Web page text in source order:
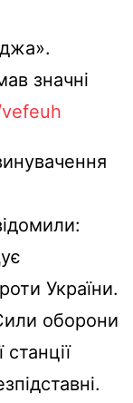
значні
України.
оборони